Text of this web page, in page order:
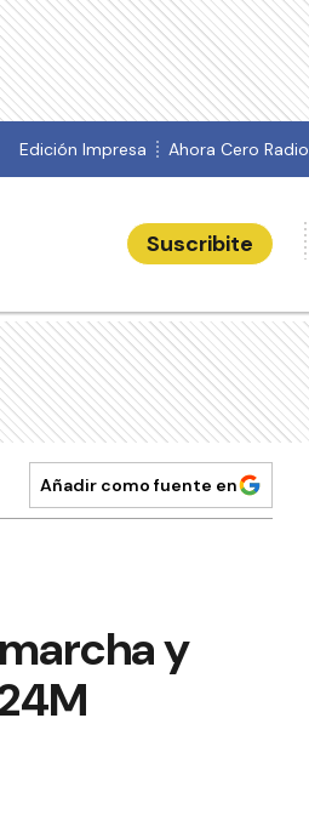
Edición Impresa Ahora Cero Radio
Suscribite
Añadir como fuente en
y